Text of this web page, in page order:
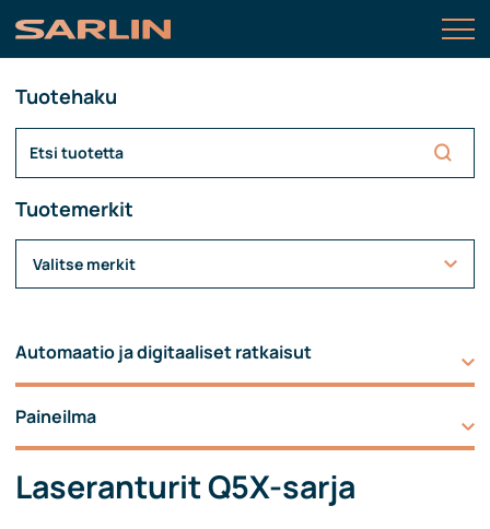
Tuotehaku
Tuotemerkit
Valitse merkit
Automaatio ja digitaaliset ratkaisut
Paineilma
Laseranturit Q5X-sarja